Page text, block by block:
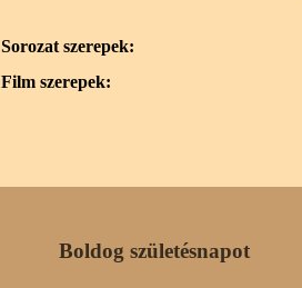
Sorozat szerepek:
Film szerepek:
Boldog születésnapot